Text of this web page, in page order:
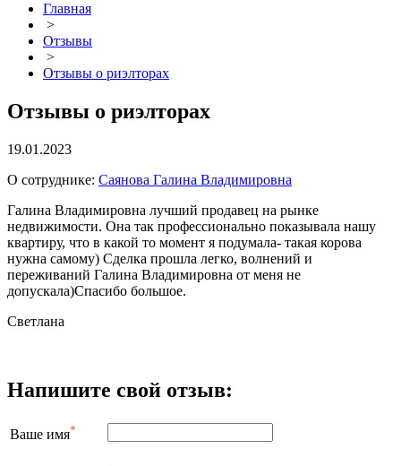
Главная
>
Отзывы
>
Отзывы о риэлторах
Отзывы о риэлторах
19.01.2023
О сотруднике: Саянова Галина Владимировна
Галина Владимировна лучший продавец на рынке
недвижимости. Она так профессионально показывала нашу
квартиру, что в какой то момент я подумала- такая корова
нужна самому) Сделка прошла легко, волнений и
переживаний Галина Владимировна от меня не
допускала)Спасибо большое.
Светлана
Напишите свой отзыв:
Ваше имя*